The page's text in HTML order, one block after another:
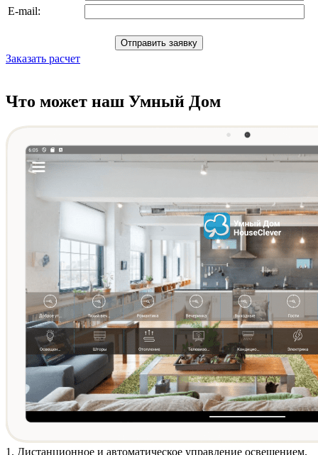
E-mail:
Заказать расчет
Что может наш Умный Дом
1. Дистанционное и автоматическое управление освещением.